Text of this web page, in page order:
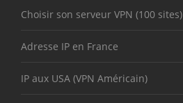
Choisir son serveur VPN (100 sites)
Adresse IP en France
IP aux USA (VPN Américain)